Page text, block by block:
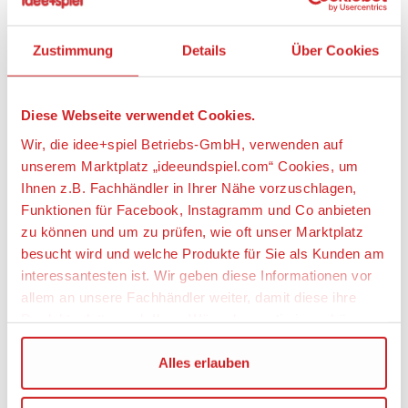
Zustimmung Details Über Cookies
Diese Webseite verwendet Cookies.
Wir, die idee+spiel Betriebs-GmbH, verwenden auf
unserem Marktplatz „ideeundspiel.com“ Cookies, um
Ihnen z.B. Fachhändler in Ihrer Nähe vorzuschlagen,
Funktionen für Facebook, Instagramm und Co anbieten
zu können und um zu prüfen, wie oft unser Marktplatz
besucht wird und welche Produkte für Sie als Kunden am
interessantesten ist. Wir geben diese Informationen vor
allem an unsere Fachhändler weiter, damit diese ihre
Wir verwenden den Google Tag Manager um weitere
Dienste einzubinden.
Alles erlauben
umzuwerfen.
• Benutze den Hammer, um den Frosch möglichst
schnell wieder zu versenken.
• Der Freizeitpark ist 9 cm hoch, 15 cm breit und
9 cm tief.
• Lässt sich mit den Sets 41128 Raketen-Karussell,
41129 Hot-Dog-Stand im Freizeitpark und 41130
Großer Freitzeitpark kombinieren, um den Heartlake
Freizeitpark zu errichten.
Artikeleigenschaften:
Anzahl Teile
174
Geeignetes Alter